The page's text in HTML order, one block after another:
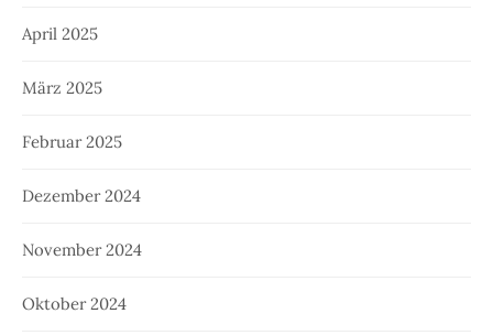
April 2025
März 2025
Februar 2025
Dezember 2024
November 2024
Oktober 2024